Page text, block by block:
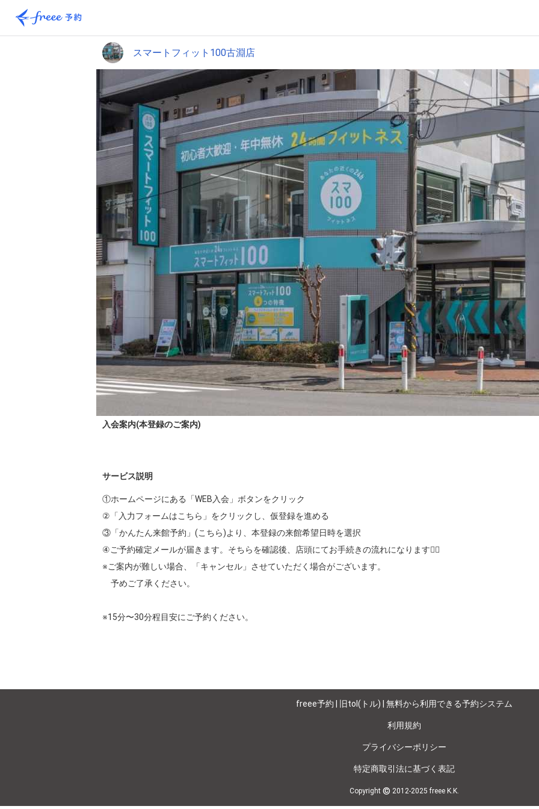
スマートフィット100古淵店
入会案内(本登録のご案内)
サービス説明
①ホームページにある「WEB入会」ボタンをクリック
②「入力フォームはこちら」をクリックし、仮登録を進める
③「かんたん来館予約」(こちら)より、本登録の来館希望日時を選択
④ご予約確定メールが届きます。そちらを確認後、店頭にてお手続きの流れになります💁‍♂️
※ご案内が難しい場合、「キャンセル」させていただく場合がございます。
予めご了承ください。
※15分〜30分程目安にご予約ください。
freee予約 | 旧tol(トル) | 無料から利用できる予約システム
利用規約
プライバシーポリシー
特定商取引法に基づく表記
Copyright © 2012-2025 freee K.K.